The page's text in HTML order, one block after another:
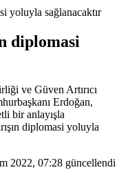
yoluyla sağlanacaktır
diplomasi
ve Güven Artırıcı
Erdoğan,
bir anlayışla
diplomasi yoluyla
2022, 07:28 güncellendi